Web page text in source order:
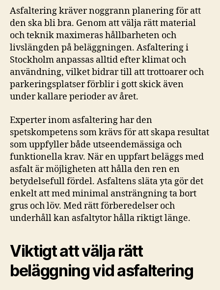
Asfaltering kräver noggrann planering för att
den ska bli bra. Genom att välja rätt material
och teknik maximeras hållbarheten och
livslängden på beläggningen. Asfaltering i
Stockholm anpassas alltid efter klimat och
användning, vilket bidrar till att trottoarer och
parkeringsplatser förblir i gott skick även
under kallare perioder av året.
Experter inom asfaltering har den
spetskompetens som krävs för att skapa resultat
som uppfyller både utseendemässiga och
funktionella krav. När en uppfart beläggs med
asfalt är möjligheten att hålla den ren en
betydelsefull fördel. Asfaltens släta yta gör det
enkelt att med minimal ansträngning ta bort
grus och löv. Med rätt förberedelser och
underhåll kan asfaltytor hålla riktigt länge.
Viktigt att välja rätt
beläggning vid asfaltering